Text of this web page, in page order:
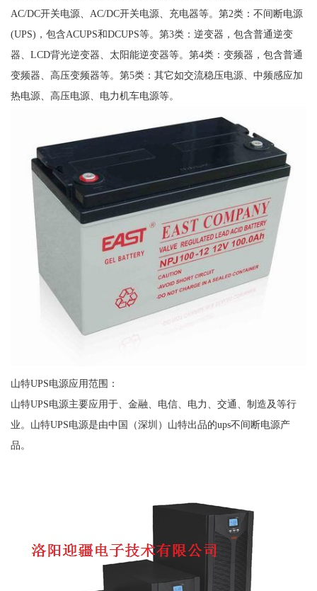
AC/DC开关电源、AC/DC开关电源、充电器等。第2类：不间断电源
(UPS)，包含ACUPS和DCUPS等。第3类：逆变器，包含普通逆变
器、LCD背光逆变器、太阳能逆变器等。第4类：变频器，包含普通
变频器、高压变频器等。第5类：其它如交流稳压电源、中频感应加
热电源、高压电源、电力机车电源等。
山特UPS电源应用范围：
山特UPS电源主要应用于、金融、电信、电力、交通、制造及等行
业。山特UPS电源是由中国（深圳）山特出品的ups不间断电源产
品。